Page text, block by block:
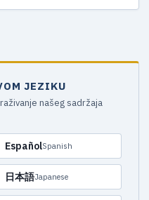
JEZIKU
našeg sadržaja
EspañolSpanish
日本語Japanese